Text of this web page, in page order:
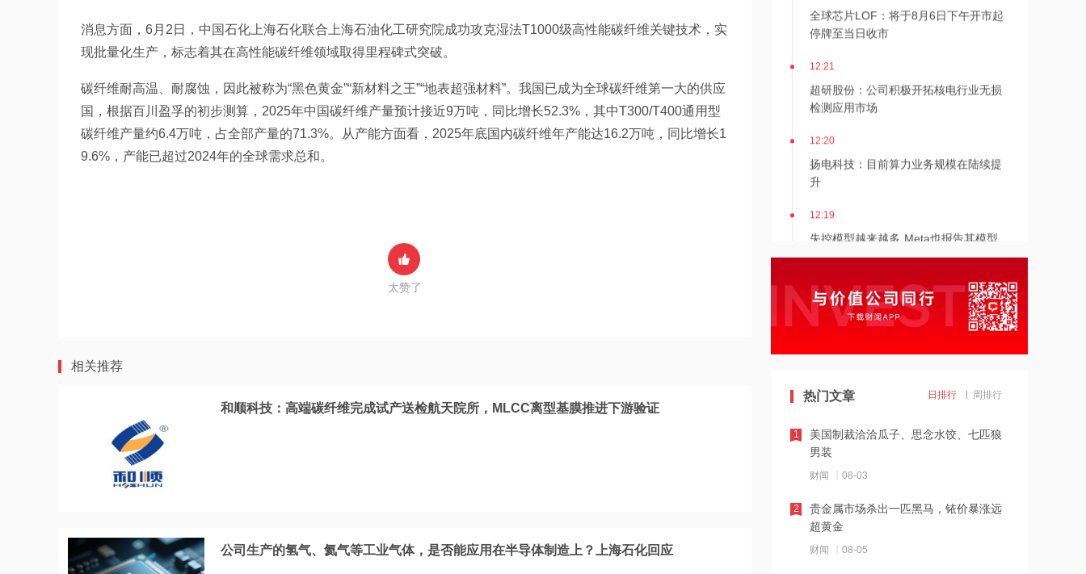
消息方面，6月2日，中国石化上海石化联合上海石油化工研究院成功攻克湿法T1000级高性能碳纤维关键技术，实
现批量化生产，标志着其在高性能碳纤维领域取得里程碑式突破。
碳纤维耐高温、耐腐蚀，因此被称为“黑色黄金”“新材料之王”“地表超强材料”。我国已成为全球碳纤维第一大的供应
国，根据百川盈孚的初步测算，2025年中国碳纤维产量预计接近9万吨，同比增长52.3%，其中T300/T400通用型
碳纤维产量约6.4万吨，占全部产量的71.3%。从产能方面看，2025年底国内碳纤维年产能达16.2万吨，同比增长1
9.6%，产能已超过2024年的全球需求总和。
太赞了
相关推荐
和顺科技：高端碳纤维完成试产送检航天院所，MLCC离型基膜推进下游验证
公司生产的氢气、氦气等工业气体，是否能应用在半导体制造上？上海石化回应
全球芯片LOF：将于8月6日下午开市起
停牌至当日收市
12:21
超研股份：公司积极开拓核电行业无损
检测应用市场
12:20
扬电科技：目前算力业务规模在陆续提
升
12:19
失控模型越来越多 Meta也报告其模型
12:18
伊朗副外长否认正与美方谈
12:18
出激增引发市场担忧
12:17
安森美：预计2026年AI数据中心业务营
收将增长两倍以上
12:15
大湾区首个国际药物临床试验项目落地
热门文章 日排行 周排行
美国制裁洽洽瓜子、思念水饺、七匹狼
男装
财闻 08-03
1
贵金属市场杀出一匹黑马，铱价暴涨远
超黄金
财闻 08-05
2